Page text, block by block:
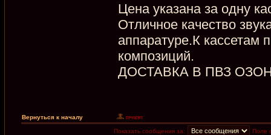
Цена указана за одну
Отличное качество
аппаратуре.К кассетам
композиций.
ДОСТАВКА В ПВЗ
Вернуться к началу
Показать сообщения за:
Поле